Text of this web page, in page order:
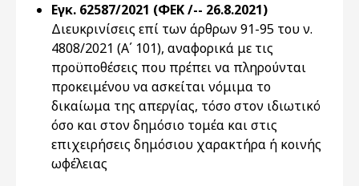
Εγκ. 62587/2021 (ΦΕΚ /-- 26.8.2021)
Διευκρινίσεις επί των άρθρων 91-95 του ν.
4808/2021 (Α΄ 101), αναφορικά με τις
προϋποθέσεις που πρέπει να πληρούνται
προκειμένου να ασκείται νόμιμα το
δικαίωμα της απεργίας, τόσο στον ιδιωτικό
όσο και στον δημόσιο τομέα και στις
επιχειρήσεις δημόσιου χαρακτήρα ή κοινής
ωφέλειας